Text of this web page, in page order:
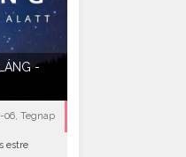
-
06, Tegnap
estre